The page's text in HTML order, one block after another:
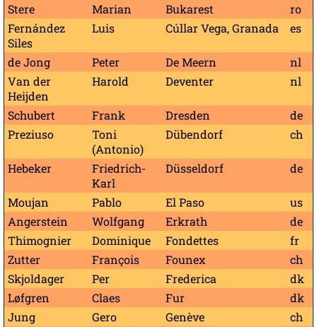
Stere Marian Bukarest
ro
Fernández
Siles
Luis Cúllar Vega, Granada es
de Jong Peter De Meern
nl
Van der
Heijden
Harold Deventer nl
Schubert Frank Dresden
de
Preziuso
Toni
(Antonio)
Dübendorf ch
Hebeker
Friedrich-
Karl
Düsseldorf de
Moujan Pablo El Paso
us
Angerstein
Wolfgang Erkrath
de
Thimognier
Dominique Fondettes
fr
Zutter
François Founex
ch
Skjoldager
Per Frederica
dk
Løfgren
Claes Fur
dk
Jung
Gero Genève
ch